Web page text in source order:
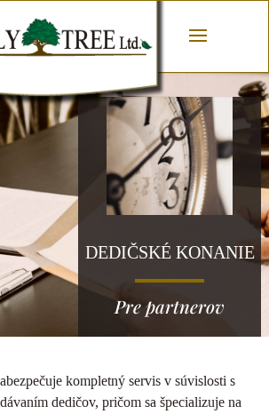
DEDIČSKÉ KONANIE
Pre partnerov
kompletný servis v súvislosti s
dedičov, pričom sa špecializuje na